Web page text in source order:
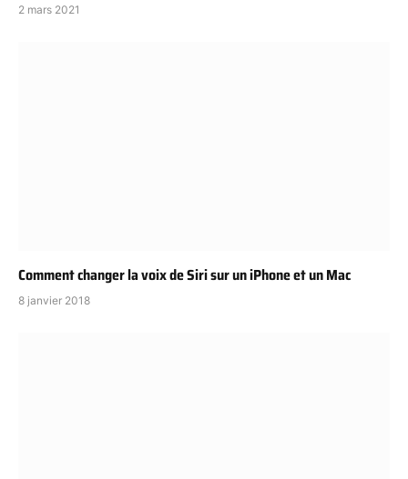
2 mars 2021
Comment changer la voix de Siri sur un iPhone et un Mac
8 janvier 2018